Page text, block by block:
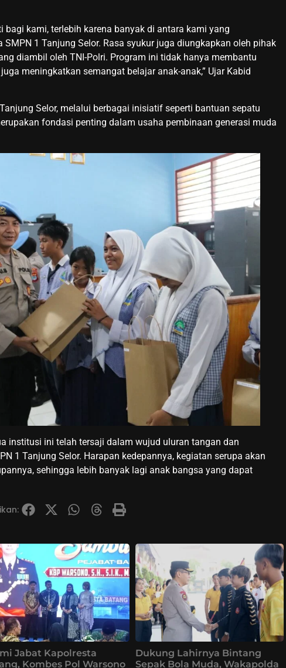
bagi kami, terlebih karena banyak di antara kami yang
1 Tanjung Selor. Rasa syukur juga diungkapkan oleh pihak
diambil oleh TNI-Polri. Program ini tidak hanya membantu
meningkatkan semangat belajar anak-anak,” Ujar Kabid
Selor, melalui berbagai inisiatif seperti bantuan sepatu
fondasi penting dalam usaha pembinaan generasi muda
institusi ini telah tersaji dalam wujud uluran tangan dan
1 Tanjung Selor. Harapan kedepannya, kegiatan serupa akan
sehingga lebih banyak lagi anak bangsa yang dapat
Jabat Kapolresta
Kombes Pol Warsono
Dukung Lahirnya Bintang
Sepak Bola Muda, Wakapolda